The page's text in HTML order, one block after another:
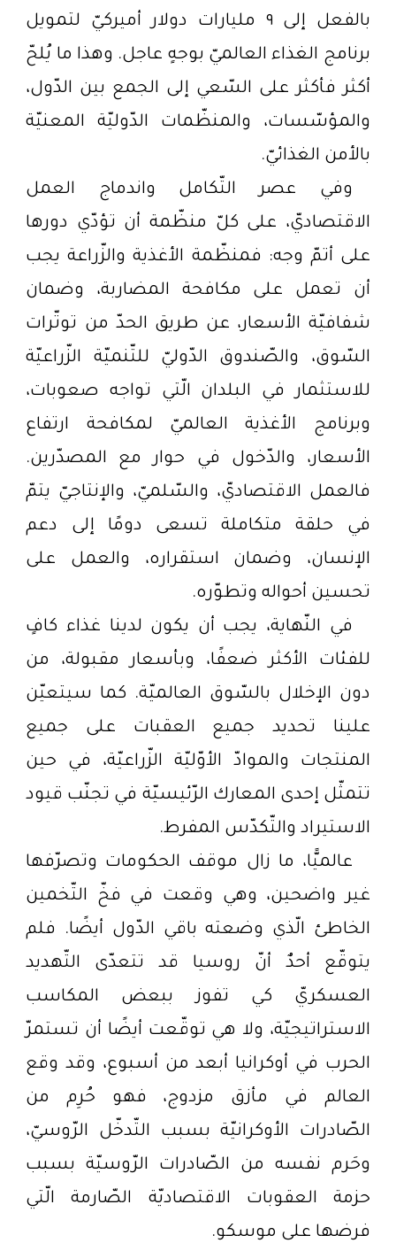
بالفعل إلى ٩ مليارات دولار أميركيّ لتمويل
برنامج الغذاء العالميّ بوجهٍ عاجل. وهذا ما يُلحّ
أكثر فأكثر على السّعي إلى الجمع بين الدّول،
والمؤسّسات، والمنظّمات الدّوليّة المعنيّة
بالأمن الغذائيّ.
وفي عصر التّكامل واندماج العمل
الاقتصاديّ، على كلّ منظّمة أن تؤدّي دورها
على أتمّ وجه: فمنظّمة الأغذية والزّراعة يجب
أن تعمل على مكافحة المضاربة، وضمان
شفافيّة الأسعار، عن طريق الحدّ من توتّرات
السّوق، والصّندوق الدّوليّ للتّنميّة الزّراعيّة
للاستثمار في البلدان الّتي تواجه صعوبات،
وبرنامج الأغذية العالميّ لمكافحة ارتفاع
الأسعار، والدّخول في حوار مع المصدّرين.
فالعمل الاقتصاديّ، والسّلميّ، والإنتاجيّ يتمّ
في حلقة متكاملة تسعى دومًا إلى دعم
الإنسان، وضمان استقراره، والعمل على
تحسين أحواله وتطوّره.
في النّهاية، يجب أن يكون لدينا غذاء كافٍ
للفئات الأكثر ضعفًا، وبأسعار مقبولة، من
دون الإخلال بالسّوق العالميّة. كما سيتعيّن
علينا تحديد جميع العقبات على جميع
المنتجات والموادّ الأوّليّة الزّراعيّة، في حين
تتمثّل إحدى المعارك الرّئيسيّة في تجنّب قيود
الاستيراد والتّكدّس المفرط.
عالميًّا، ما زال موقف الحكومات وتصرّفها
غير واضحين، وهي وقعت في فخّ التّخمين
الخاطئ الّذي وضعته باقي الدّول أيضًا. فلم
يتوقّع أحدٌ أنّ روسيا قد تتعدّى التّهديد
العسكريّ كي تفوز ببعض المكاسب
الاستراتيجيّة، ولا هي توقّعت أيضًا أن تستمرّ
الحرب في أوكرانيا أبعد من أسبوع، وقد وقع
العالم في مأزق مزدوج، فهو حُرِم من
الصّادرات الأوكرانيّة بسبب التّدخّل الرّوسيّ،
وحَرم نفسه من الصّادرات الرّوسيّة بسبب
حزمة العقوبات الاقتصاديّة الصّارمة الّتي
فرضها على موسكو.